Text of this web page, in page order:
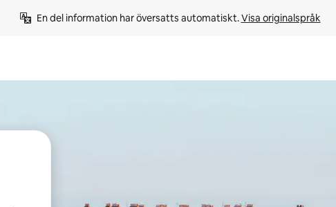
En del information har översatts automatiskt. Visa originalspråk